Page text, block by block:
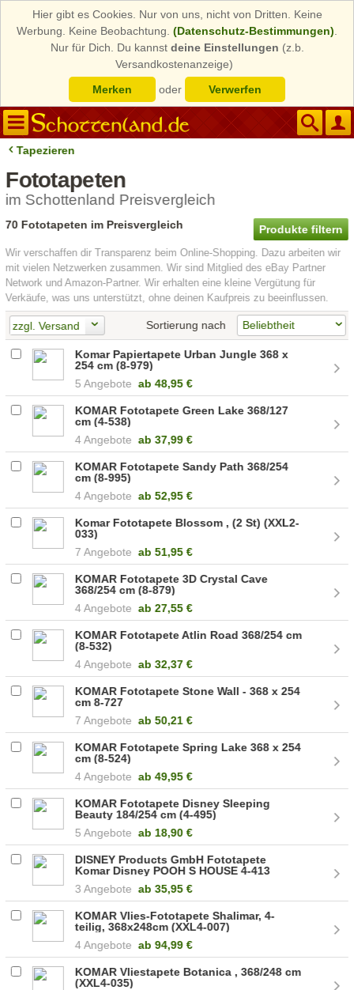
Hier gibt es Cookies. Nur von uns, nicht von Dritten. Keine
Werbung. Keine Beobachtung. (Datenschutz-Bestimmungen)
Nur für Dich. Du kannst deine Einstellungen (z.b.
Versandkostenanzeige)
Merken
oder Verwerfen
Tapezieren
Fototapeten
im Schottenland Preisvergleich
Produkte filtern
70 Fototapeten im Preisvergleich
Wir verschaffen dir Transparenz beim Online-Shopping. Dazu arbeiten wir
mit vielen Netzwerken zusammen. Wir sind Mitglied des eBay Partner
Network und Amazon-Partner. Wir erhalten eine kleine Vergütung für
Verkäufe, was uns unterstützt, ohne deinen Kaufpreis zu beeinflussen.
zzgl. Versand Sortierung nach
Komar Papiertapete Urban Jungle 368 x
254 cm (8-979)
5 Angebote ab48,95 €
KOMAR Fototapete Green Lake 368/127
cm (4-538)
4 Angebote ab 37,99 €
KOMAR Fototapete Sandy Path 368/254
cm (8-995)
4 Angebote ab 52,95 €
Komar Fototapete Blossom , (2 St) (XXL2-
033)
7 Angebote ab 51,95 €
KOMAR Fototapete 3D Crystal Cave
368/254 cm (8-879)
4 Angebote ab 27,55 €
KOMAR Fototapete Atlin Road 368/254 cm
(8-532)
4 Angebote ab 32,37 €
KOMAR Fototapete Stone Wall - 368 x 254
cm 8-727
7 Angebote ab 50,21 €
KOMAR Fototapete Spring Lake 368 x 254
cm (8-524)
4 Angebote ab49,95 €
KOMAR Fototapete Disney Sleeping
Beauty 184/254 cm (4-495)
5 Angebote ab 18,90 €
DISNEY Products GmbH Fototapete
Komar Disney POOH S HOUSE 4-413
3 Angebote ab 35,95 €
KOMAR Vlies-Fototapete Shalimar, 4-
teilig, 368x248cm (XXL4-007)
4 Angebote ab 94,99 €
KOMAR Vliestapete Botanica , 368/248 cm
(XXL4-035)